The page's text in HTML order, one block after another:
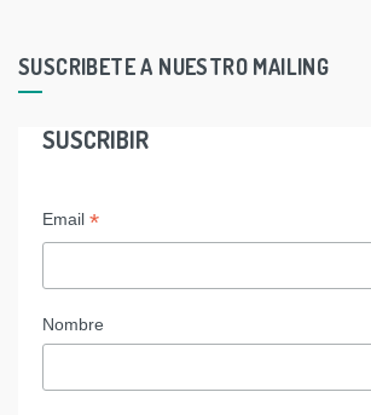
SUSCRIBETE A NUESTRO MAILING
SUSCRIBIR
Email *
Nombre